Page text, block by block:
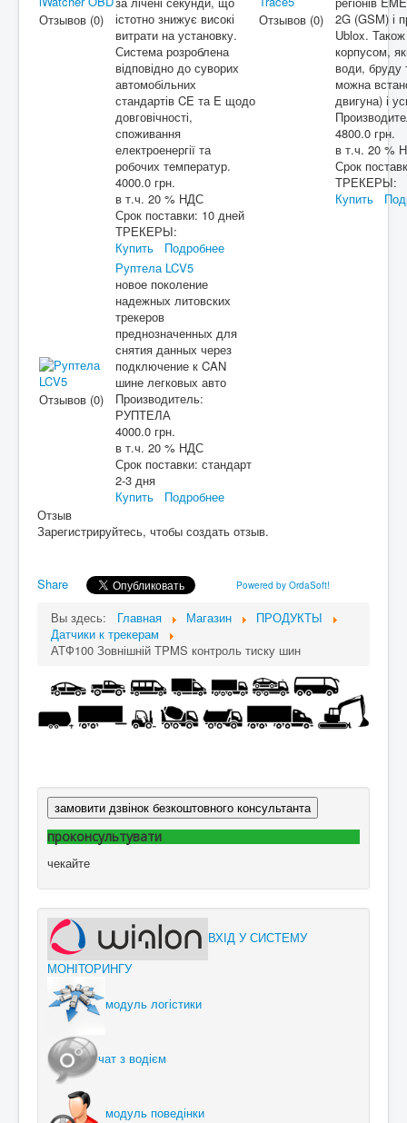
Отзывов (0)
істотно знижує високі
витрати на установку.
Система розроблена
відповідно до суворих
автомобільних
стандартів CE та E щодо
довговічності,
споживання
електроенергії та
робочих температур.
4000.0 грн.
в т.ч. 20 % НДС
Срок поставки: 10 дней
ТРЕКЕРЫ:
Купить
Подробнее
Отзывов (0)
2G (GSM) і
Ublox.
корпусом,
води, бруду
можна
двигуна) і
4800.0 грн.
в т.ч. 20 %
Срок
ТРЕКЕРЫ:
Купить
Отзывов (0)
Руптела LCV5
новое поколение
надежных литовских
трекеров
преднозначенных для
снятия данных через
подключение к CAN
шине легковых авто
Производитель:
РУПТЕЛА
4000.0 грн.
в т.ч. 20 % НДС
Срок поставки: стандарт
2-3 дня
Купить
Подробнее
Отзыв
Зарегистрируйтесь, чтобы создать отзыв.
Share Powered by OrdaSoft!
Вы здесь: Главная Магазин
ПРОДУКТЫ
Датчики к трекерам
АТФ100 Зовнішній TPMS контроль тиску шин
замовити дзвінок безкоштовного консультанта
проконсультувати
чекайте
ВХІД У СИСТЕМУ
МОНІТОРИНГУ
модуль логістики
чат з водієм
модуль поведінки